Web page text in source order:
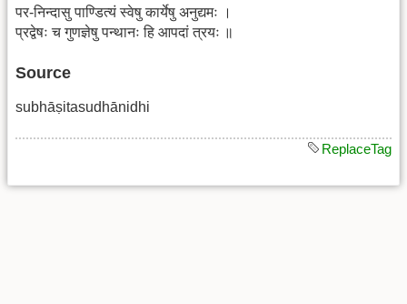
पर-निन्दासु पाण्डित्यं स्वेषु कार्येषु अनुद्यमः ।
प्रद्वेषः च गुणज्ञेषु पन्थानः हि आपदां त्रयः ॥
Source
subhāṣitasudhānidhi
ReplaceTag